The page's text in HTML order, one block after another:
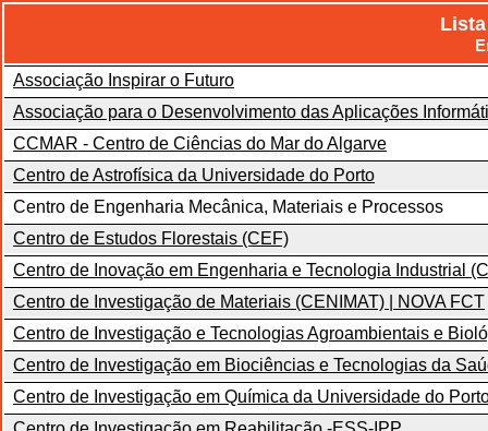
Associação Inspirar o Futuro
Associação para o Desenvolvimento das Aplicações
CCMAR - Centro de Ciências do Mar do Algarve
Centro de Astrofísica da Universidade do Porto
Centro de Engenharia Mecânica, Materiais e Processos
Centro de Estudos Florestais (CEF)
Centro de Inovação em Engenharia e Tecnologia Industrial
Centro de Investigação de Materiais (CENIMAT) | NOVA FCT
Centro de Investigação e Tecnologias Agroambientais e
Centro de Investigação em Biociências e Tecnologias da
Centro de Investigação em Química da Universidade do